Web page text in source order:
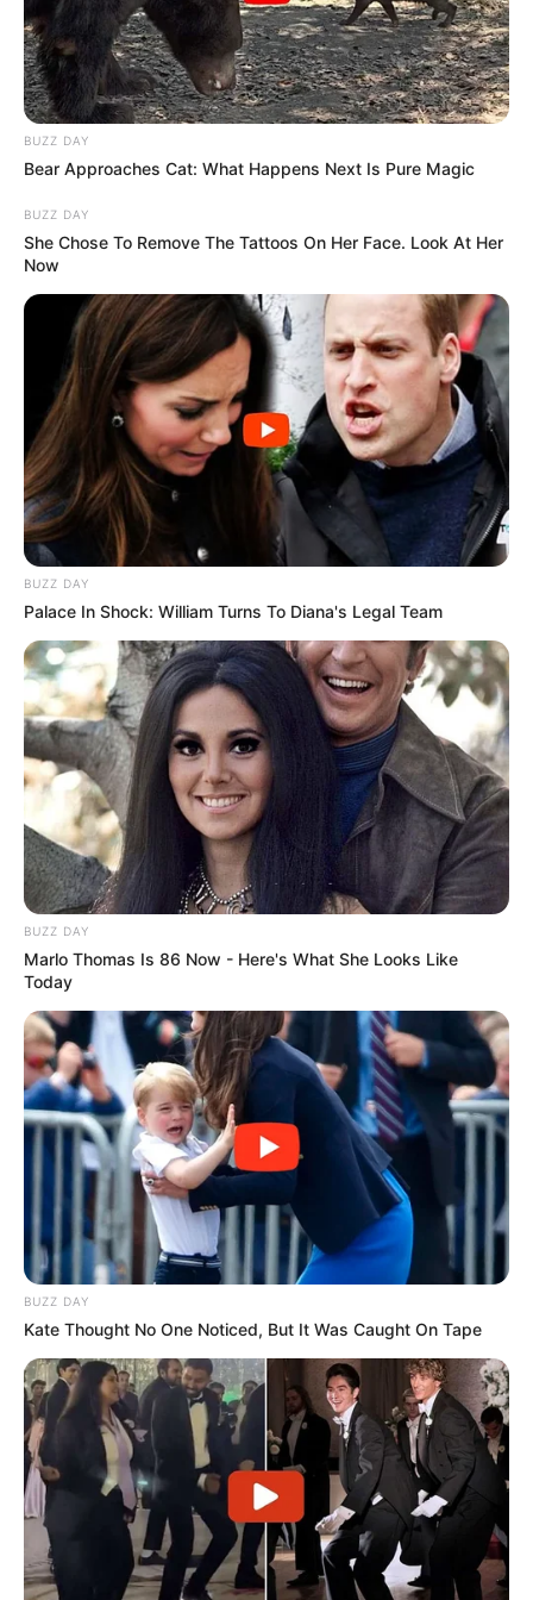
ജീവിതത്തിന്റെയും കുടുംബത്തിന്റെയും ഭാവി
തലമുറകളുടെയും ഭാഗമാക്കാം,” എന്ന സന്ദേശവും
പ്രധാനമന്ത്രി ചടങ്ങില്‍ പങ്കെടുത്തവരോട് പങ്കുവച്ചു.
ആരോഗ്യം സംരക്ഷിക്കുന്നതിനൊപ്പം മാനസിക
സമാധാനവും സാമൂഹിക ഐക്യവും വളര്‍ത്താന്‍
ജനങ്ങളെ മാനവികതയുടെ പൊതുവായ
മൂല്യങ്ങളിലൂടെ ബന്ധിപ്പിക്കുന്ന ഒരു ശക്തിയായി
യോഗ മാറിക്കൊണ്ടിരിക്കുകയാണെന്നും അദ്ദേഹം
ചൂണ്ടിക്കാട്ടി.
Narendra Modi yoga day
BUZZ DAY
Bear Approaches Cat: What Happens Next Is Pure Magic
BUZZ DAY
She Chose To Remove The Tattoos On Her Face. Look At Her
Now
BUZZ DAY
Palace In Shock: William Turns To Diana's Legal Team
BUZZ DAY
Marlo Thomas Is 86 Now - Here's What She Looks Like
Today
BUZZ DAY
Kate Thought No One Noticed, But It Was Caught On Tape